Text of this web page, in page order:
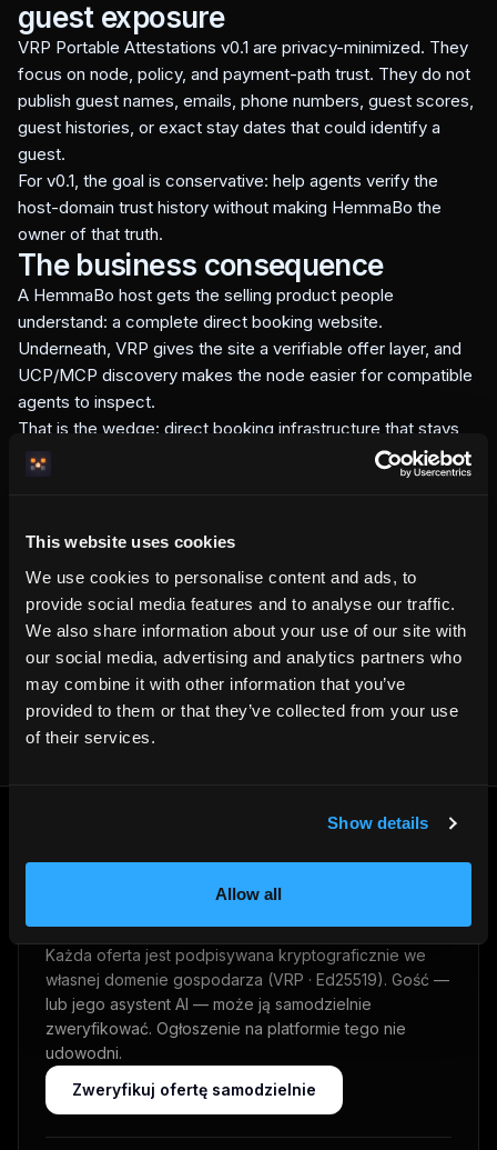
This website uses cookies
We use cookies to personalise content and ads, to
provide social media features and to analyse our traffic.
We also share information about your use of our site with
our social media, advertising and analytics partners who
may combine it with other information that you’ve
provided to them or that they’ve collected from your use
of their services.
Show details
Allow all
guest exposure
VRP Portable Attestations v0.1 are privacy-minimized. They
focus on node, policy, and payment-path trust. They do not
publish guest names, emails, phone numbers, guest scores,
guest histories, or exact stay dates that could identify a
guest.
For v0.1, the goal is conservative: help agents verify the
host-domain trust history without making HemmaBo the
owner of that truth.
The business consequence
A HemmaBo host gets the selling product people
understand: a complete direct booking website.
Underneath, VRP gives the site a verifiable offer layer, and
UCP/MCP discovery makes the node easier for compatible
agents to inspect.
That is the wedge: direct booking infrastructure that stays
host-owned, AI-readable, and no-gatekeeper.
Written by the HemmaBo team
Get your own booking site
Każda oferta jest podpisywana kryptograficznie we
własnej domenie gospodarza (VRP · Ed25519). Gość —
lub jego asystent AI — może ją samodzielnie
zweryfikować. Ogłoszenie na platformie tego nie
udowodni.
Zweryfikuj ofertę samodzielnie